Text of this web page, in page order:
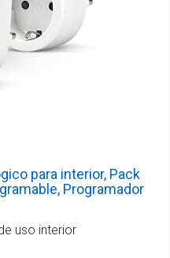
para interior, Pack
Programador
uso interior